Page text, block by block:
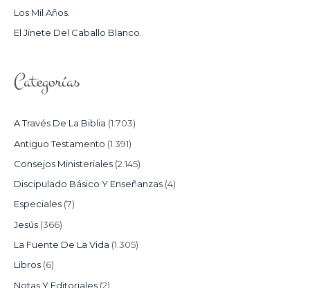
:Los Mil Años.
El Jinete Del Caballo Blanco.
Categorías
A Través De La Biblia (1.703)
Antiguo Testamento (1.391)
Consejos Ministeriales (2.145)
Discipulado Básico Y Enseñanzas (4)
Especiales (7)
Jesús (366)
La Fuente De La Vida (1.305)
Libros (6)
Notas Y Editoriales (2)